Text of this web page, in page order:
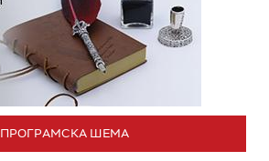
ПРОГРАМСКА ШЕМА